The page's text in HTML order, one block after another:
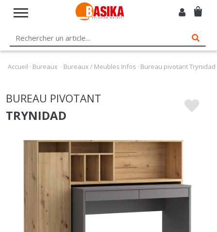
Accueil · Bureaux · Bureaux / Meubles Infos · Bureau pivotant Trynidad
BUREAU PIVOTANT
TRYNIDAD